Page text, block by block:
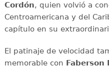
Cordón, quien volvió a
Centroamericana y del
capítulo en su
El patinaje de velocidad
memorable con Faberson